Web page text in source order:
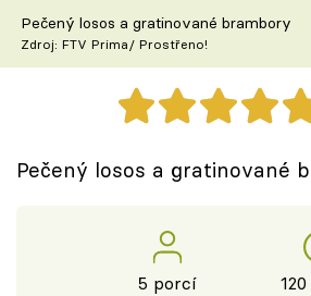
Recepty z TV
Speciál: Cuketa
Těhotnej kuchař
Sledujte prima+
Pečený losos a gratinované brambory
Zdroj: FTV Prima/ Prostřeno!
Pečený losos a gratinované
5 porcí